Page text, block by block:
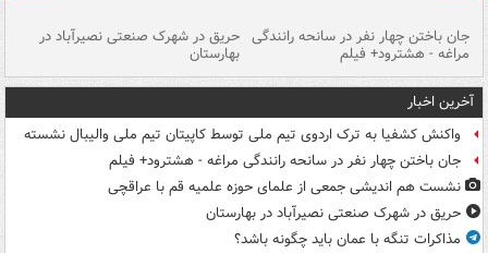
جان باختن چهار نفر در سانحه رانندگی
مراغه - هشترود+ فیلم
حریق در شهرک صنعتی نصیرآباد در
بهارستان
آخرین اخبار
واکنش کشفیا به ترک اردوی تیم ملی توسط کاپیتان تیم ملی والیبال نشسته
جان باختن چهار نفر در سانحه رانندگی مراغه - هشترود+ فیلم
نشست هم اندیشی جمعی از علمای حوزه علمیه قم با عراقچی
حریق در شهرک صنعتی نصیرآباد در بهارستان
مذاکرات تنگه با عمان باید چگونه باشد؟